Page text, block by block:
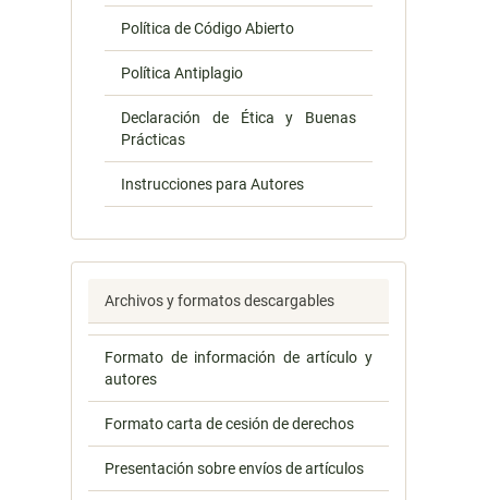
Política de Código Abierto
Política Antiplagio
Declaración de Ética y Buenas
Prácticas
Instrucciones para Autores
Archivos y formatos descargables
Formato de información de artículo y
autores
Formato carta de cesión de derechos
Presentación sobre envíos de artículos